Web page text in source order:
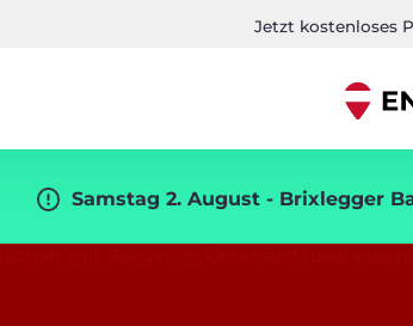
Jetzt kostenloses
Samstag 2. August - Brixlegger